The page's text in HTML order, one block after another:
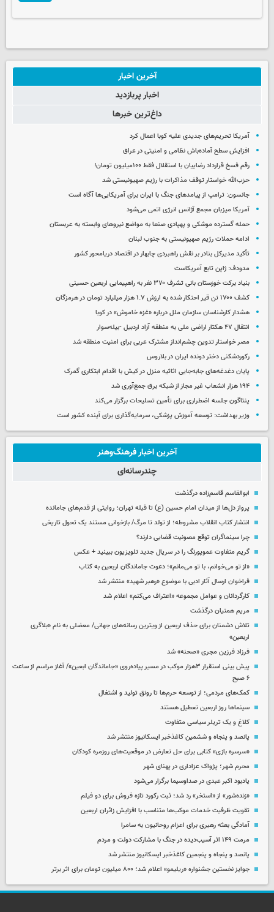
آخرین اخبار
اخبار پربازدید
داغ‌ترین خبرها
آمریکا تحریم‌های جدیدی علیه کوبا اعمال کرد
افزایش سطح آماده‌باش نظامی و امنیتی در عراق
رقم فسخ قرارداد رضاییان با استقلال فقط ۱۰۰میلیون تومان!
حزب‌الله خواستار توقف مذاکرات با رژیم صهیونیستی شد
جانسون: ترامپ از پیامدهای جنگ با ایران برای آمریکایی‌ها آگاه است
آمریکا میزبان مجمع آژانس انرژی اتمی می‌شود
حمله گسترده موشکی و پهپادی صنعا به مواضع نیروهای وابسته به عربستان
ادامه حملات رژیم صهیونیستی به جنوب لبنان
تأکید مدیرکل بنادر بر نقش راهبردی چابهار در اقتصاد دریامحور کشور
مدودف: ژاپن تابع آمریکاست
بنیاد برکت خوزستان بانی تشرف ۳۷۰ نفر به راهپیمایی اربعین حسینی
کشف ۱۷۰۰ تن قیر احتکار شده به ارزش ۱.۷ هزار میلیارد تومان در هرمزگان
هشدار کارشناسان سازمان ملل درباره «غزه‌ خاموش» در کوبا
انتقال ۴۷ هکتار اراضی ملی به منطقه آزاد اردبیل -بیله‌سوار
مصر خواستار تدوین چشم‌انداز مشترک عربی برای امنیت منطقه شد
رکوردشکنی دختر دونده ایران در بلاروس
پایان دغدغه‌های جابه‌جایی اثاثیه منزل در کیش با اقدام ابتکاری گمرک
۱۹۴ هزار انشعاب غیر مجاز از شبکه برق جمع‌آوری شد
پنتاگون جلسه اضطراری برای تأمین تسلیحات برگزار می‌کند
وزیر بهداشت: توسعه آموزش پزشکی، سرمایه‌گذاری برای آینده کشور است
آخرین اخبار فرهنگ‌وهنر
چندرسانه‌ای
ابوالقاسم قاسم‌زاده درگذشت
پرواز دل‌ها از میدان امام حسین (ع) تا قبله تهران؛ روایتی از قدم‌های جامانده
انتشار کتاب انقلاب مشروطه؛ از تولد تا مرگ/ بازخوانی مستند یک تحول تاریخی
چرا سینماگران توقع مصونیت قضایی دارند؟
گریم متفاوت عموپورنگ را در سریال جدید تلویزیون ببینید + عکس
«از تو می‌خوانم، با تو می‌مانم»؛ دعوت جاماندگان اربعین به کتاب
فراخوان ارسال آثار ادبی با موضوع «رهبر شهید» منتشر شد
کارگردانان و عوامل مجموعه «اعتراف می‌کنم» اعلام شد
مریم همتیان درگذشت
تلاش دشمنان برای حذف اربعین از ویترین رسانه‌های جهانی/ معضلی به نام «بلاگری
اربعین»
فرزاد فرزین مجری «صحنه» شد
پیش بینی استقرار ۳هزار موکب در مسیر پیاده‌روی «جاماندگان ابعین»/ آغاز مراسم از ساعت
۶ صبح
کمک‌های مردمی؛ از توسعه حرم‌ها تا رونق تولید و اشتغال
سینماها روز اربعین تعطیل هستند
کلاغ و یک تریلر سیاسی متفاوت
پانصد و پنجاه و ششمین کاغذخبر ایسکانیوز منتشر شد
«سرسره بازی» کتابی برای حل تعارض در موقعیت‌های روزمره کودکان
محرم شهر؛ پژواک عزاداری در پهنای شهر
یادبود اکبر عبدی در صداوسیما برگزار می‌شود
«زنده‌شور» از «استخر» رد شد؛ ثبت رکورد تازه فروش برای دو فیلم
تقویت ظرفیت خدمات موکب‌ها متناسب با افزایش زائران اربعین
آمادگی بعثه رهبری برای اعزام روحانیون به سامرا
مرمت ۱۴۹ اثر آسیب‌دیده در جنگ با مشارکت دولت و مردم
پانصد و پنجاه و پنجمین کاغذخبر ایسکانیوز منتشر شد
جوایز نخستین جشنواره «ریلیمو» اعلام شد؛ ۸۰۰ میلیون تومان برای اثر برتر